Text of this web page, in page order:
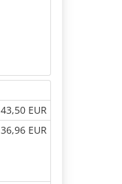
43,50 EUR
36,96 EUR